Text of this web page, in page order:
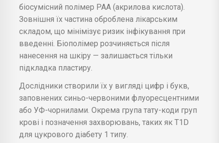
біосумісний полімер РАА (акрилова кислота).
Зовнішня їх частина оброблена лікарським
складом, що мінімізує ризик інфікування при
введенні. Біополімер розчиняється після
нанесення на шкіру — залишається тільки
підкладка пластиру.
Дослідники створили їх у вигляді цифр і букв,
заповнених синьо-червоними флуоресцентними
або УФ-чорнилами. Окрема група тату-коди груп
крові і позначення захворювань, таких як T1D
для цукрового діабету 1 типу.